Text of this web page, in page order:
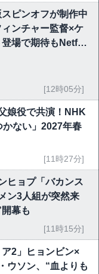
スピンオフが制作中
ンチャー監督×ケ
場で期待もNetflix
[12時05分]
娘役で共演！NHK
かない」2027年春
[11時27分]
ヒョプ「バカンス
ン3人組が突然来
幕も
[11時15分]
ア2」ヒョンビン×
ウソン、“血よりも